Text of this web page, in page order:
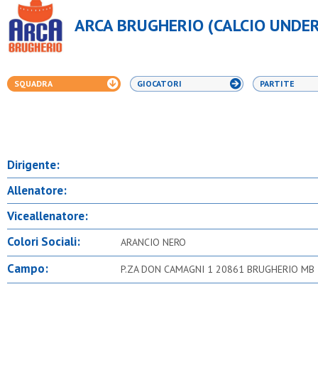
ARCA BRUGHERIO (CALCIO
SQUADRA GIOCATORI PARTITE
Dirigente:
Allenatore:
Viceallenatore:
Colori Sociali:
ARANCIO NERO
Campo: P.ZA DON CAMAGNI 1 20861 BRUGHERIO MB